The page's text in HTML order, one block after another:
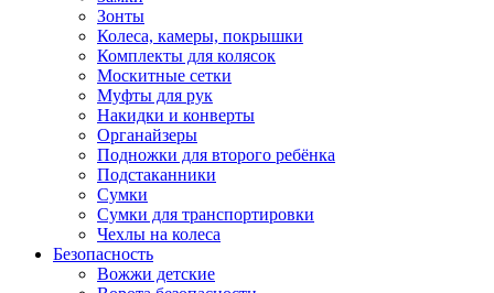
Зонты
Колеса, камеры, покрышки
Комплекты для колясок
Москитные сетки
Муфты для рук
Накидки и конверты
Органайзеры
Подножки для второго ребёнка
Подстаканники
Сумки
Сумки для транспортировки
Чехлы на колеса
Безопасность
Вожжи детские